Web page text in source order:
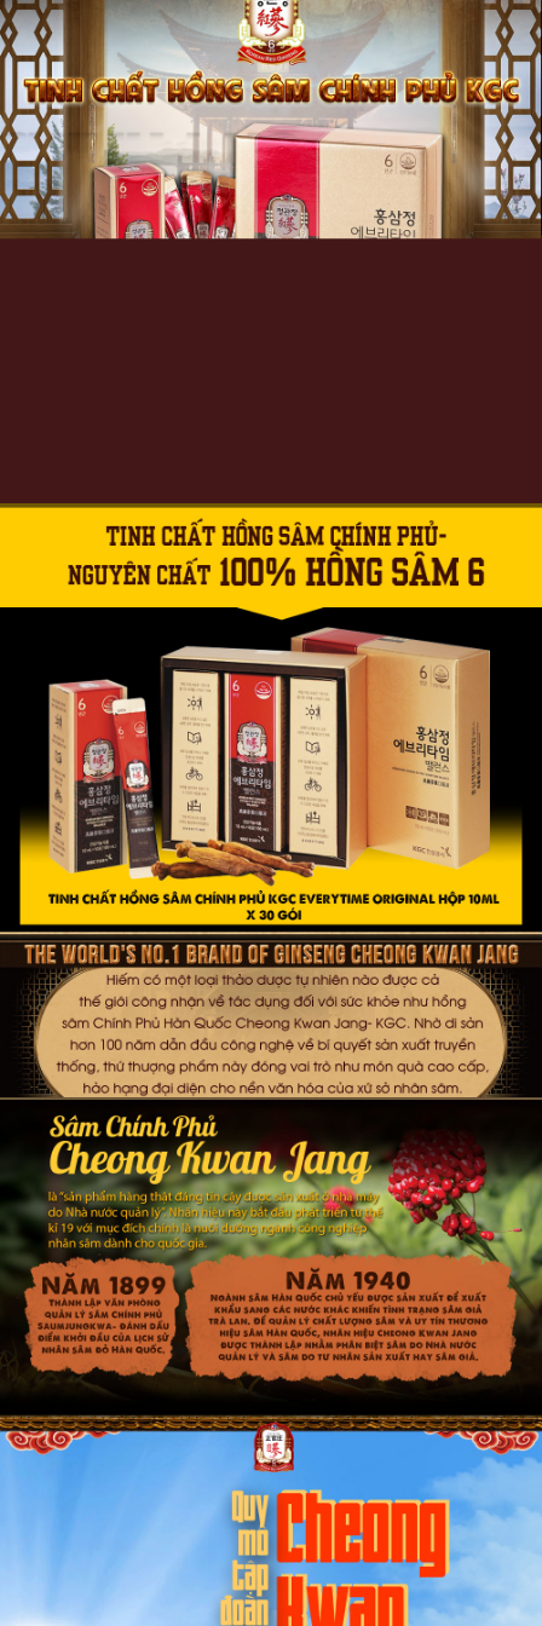
KGC là tập đoàn sâm lớn nhất tại Hàn Quốc, chịu trách
nhiệm quản lý và phát triển hình ảnh sâm Cheong Kwan Jang-
nhãn hiệu sâm uy tín, đại diện ĐỂ PHÂN BIỆT SÂM DO NHÀ
NƯỚC QUẢN LÝ và sâm do tư nhân sản xuất. Những sản phẩm
sâm đến từ nhãn hiệu sâm Cheong Kwan Jang do KGC sản xuất
sẽ được bảo hộ, cam kết độc quyền về chất lượng.
Tinh chất hồng sâm Chính phủ KGC
ra đời không đơn giản
chỉ là thức uống giải khát thông thường mà còn mang lại nhiều
ích khác nhau dành cho người sử dụng như giá thành, sự tiện lợi,
thời gian pha chế.Tinh chất hồng sâm
có mức giá không quá
cao, phù hợp với túi tiền của nhiều khách hàng khi có nhu cầu sử
dụng sản phẩm KGC nhưng điều kiện không cho phép.
Bên cạnh đó, sản phẩm mang đến nhiều sự tiện lợi hơn khi
được dùng bằng cách uống trực tiếp, không yêu cầu về kĩ thuật
chế biến hay pha chế. Mỗi gói tinh chất sẽ tương đương với 01
lần sử dụng, phù hợp với nhiều người muốn bổ sung năng lượng
hoặc yêu thích hồng sâm nhưng không có nhiều thời gian để chế
biến cầu kì.
Không đơn thuần là thức uống giải khát, sản phẩm này còn mang
đến các tác dụng như giúp tăng cường sức đề kháng, bồi bổ cơ
thể, tăng cường sức khỏe, giảm mệt mỏi. Đối với người bị tiểu
đường hoặc tiền sử dị ứng với thành phần, nên lưu ý khi sử dụng
kèm các loại tân dược.
Tinh Chất Hồng Sâm Mật Ong Cao Cấp Chính Phủ
KGC (Cheong Kwan Jang ) Hộp 30 Gói
Dưới đây là những thông tin và hình ảnh chi tiết của sản
phẩm Tinh chất hồng sâm KGC: